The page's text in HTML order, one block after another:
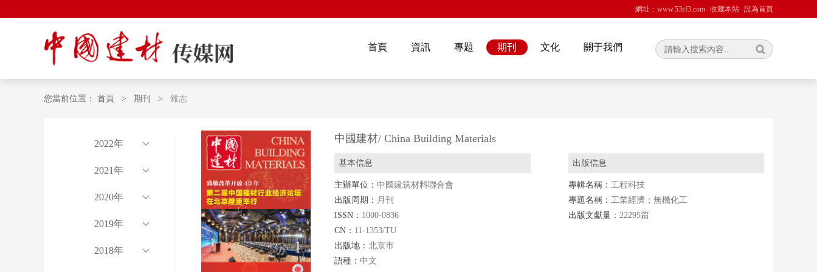
網址：www.53sf3.com 收藏本站 設為首頁
首頁 資訊 專題 期刊 文化 關于我們
您當前位置： 首頁 > 期刊 > 雜志
2022年
2021年
2020年
2019年
2018年
中國建材/ China Building Materials
基本信息
主辦單位：中國建筑材料聯合會
出版周期： 月刊
ISSN： 1000-0836
CN： 11-1353/TU
出版地：北京市
語種：中文
出版信息
專輯名稱： 工程科技
專題名稱： 工業經濟；無機化工
出版文獻量： 22295篇